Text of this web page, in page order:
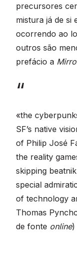
precursores
mistura já de si
ocorrendo ao
outros são
prefácio a
«the
SF’s native
of Philip José
the reality
skipping
special
of technology
Thomas
de fonte online)